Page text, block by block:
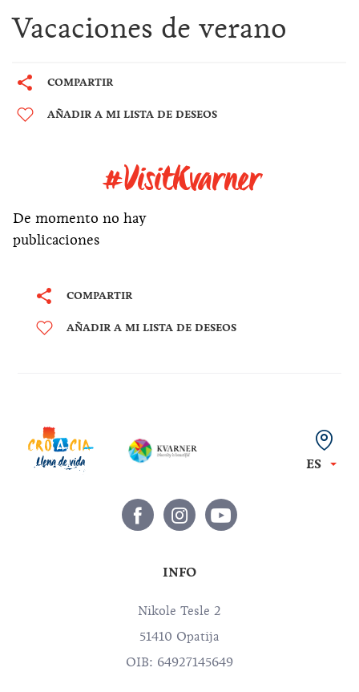
Vacaciones de verano
COMPARTIR
AÑADIR A MI LISTA DE DESEOS
#VisitKvarner
De momento no hay
publicaciones
COMPARTIR
AÑADIR A MI LISTA DE DESEOS
ES
INFO
Nikole Tesle 2
51410 Opatija
OIB: 64927145649